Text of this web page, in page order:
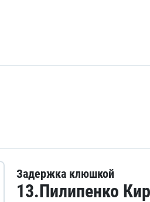
Задержка клюшкой
13.Пилипенко